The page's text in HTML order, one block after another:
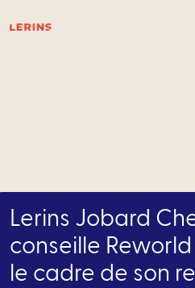
Lerins Jobard
conseille
le cadre de son